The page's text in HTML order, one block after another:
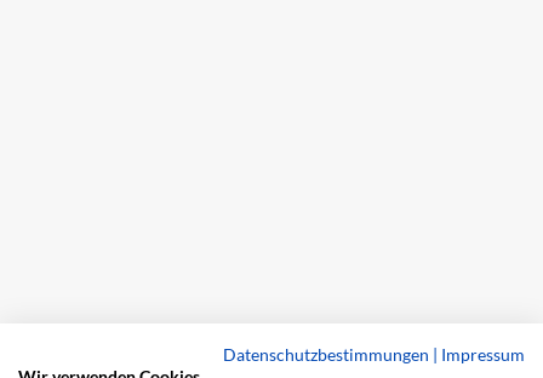
Datenschutzbestimmungen | Impressum